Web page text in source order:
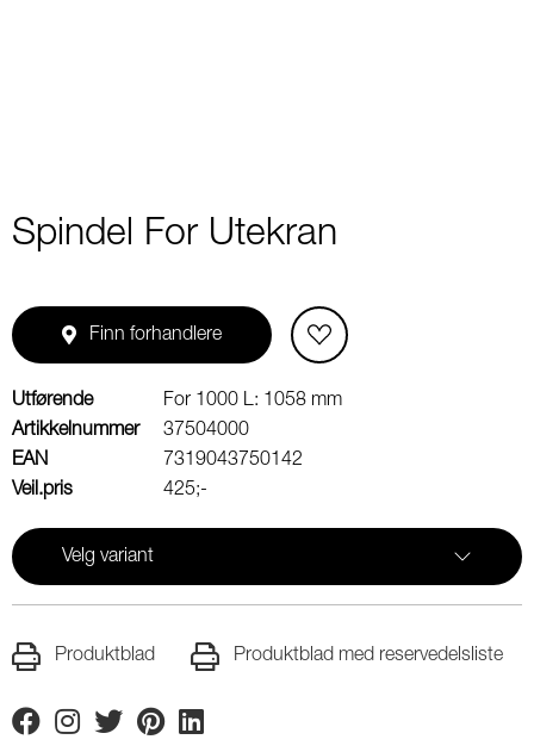
Spindel For Utekran
Finn forhandlere
Utførende
For 1000 L: 1058 mm
Artikkelnummer
37504000
EAN
7319043750142
Veil.pris
425;-
Velg variant
Produktblad Produktblad med reservedelsliste
FacebookInstagram
TwitterPinterestLinkedin